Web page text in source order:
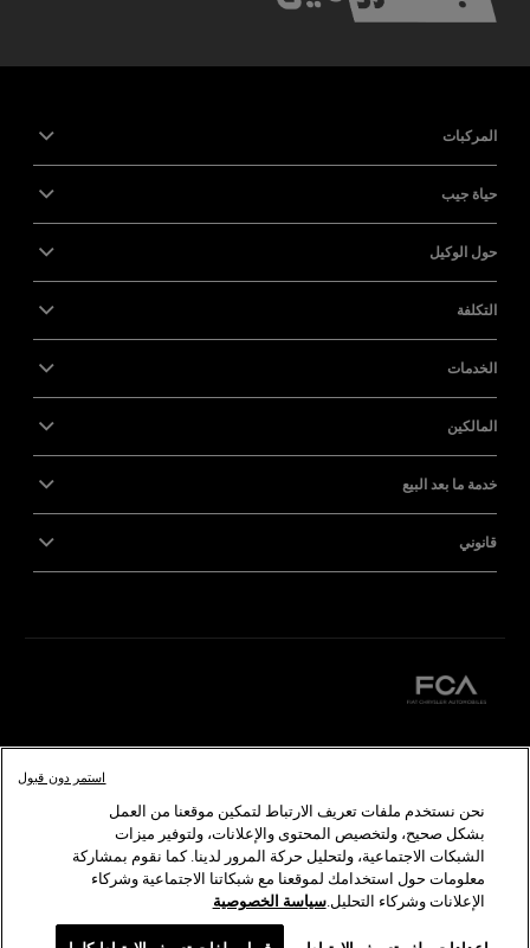
المركبات
حياة جيب
حول الوكيل
التكلفة
الخدمات
المالكين
خدمة ما بعد البيع
قانوني
©2026 FCA US LLC. جميع الحقوق محفوظة. كرايسلر، دودج، جيب، رام، موبار، إس آر تي هي
لاستخدامها تصريح.
نحن نستخدم ملفات تعريف الارتباط لتمكين موقعنا من العمل
بشكل صحيح، ولتخصيص المحتوى والإعلانات، ولتوفير ميزات
الشبكات الاجتماعية، ولتحليل حركة المرور لدينا. كما نقوم بمشاركة
معلومات حول استخدامك لموقعنا مع شبكاتنا الاجتماعية وشركاء
الإعلانات وشركاء التحليل.سياسة الخصوصية
استمر دون قبول